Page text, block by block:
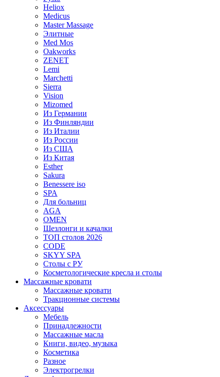
Heliox
Medicus
Master Massage
Элитные
Med Mos
Oakworks
ZENET
Lemi
Marchetti
Sierra
Vision
Mizomed
Из Германии
Из Финляндии
Из Италии
Из России
Из США
Из Китая
Esther
Sakura
Benessere iso
SPA
Для больниц
AGA
OMEN
Шезлонги и качалки
ТОП столов 2026
CODE
SKYY SPA
Столы с РУ
Косметологические кресла и столы
Массажные кровати
Массажные кровати
Тракционные системы
Аксессуары
Мебель
Принадлежности
Массажные масла
Книги, видео, музыка
Косметика
Разное
Электрогрелки